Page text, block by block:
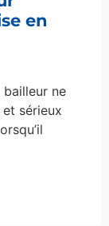
en
bailleur ne
sérieux